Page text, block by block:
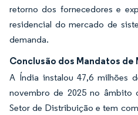
retorno dos fornecedores e
residencial do mercado de
demanda.
Conclusão dos Mandatos
A Índia instalou 47,6 milhões
novembro de 2025 no âmbito
Setor de Distribuição e tem